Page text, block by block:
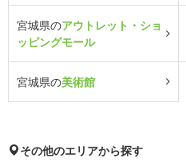
宮城県のアウトレット・ショ
ッピングモール
宮城県の美術館
その他のエリアから探す